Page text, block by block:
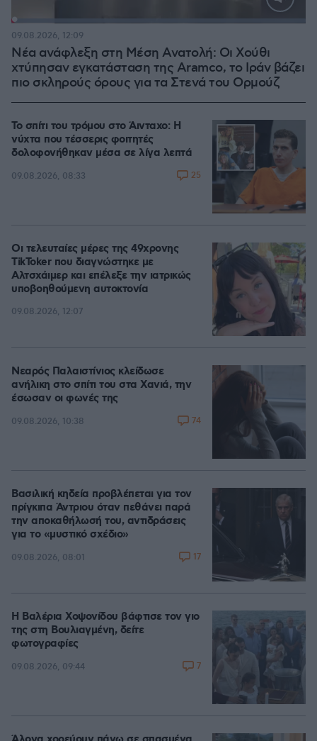
Νέα ανάφλεξη στη Μέση Ανατολή: Οι Χούθι
χτύπησαν εγκατάσταση της Aramco, το Ιράν βάζει
πιο σκληρούς όρους για τα Στενά του Ορμούζ
09.08.2026, 12:09
Το σπίτι του τρόμου στο Άινταχο: Η
νύχτα που τέσσερις φοιτητές
δολοφονήθηκαν μέσα σε λίγα λεπτά
09.08.2026, 08:33 25
Οι τελευταίες μέρες της 49χρονης
TikToker που διαγνώστηκε με
Αλτσχάιμερ και επέλεξε την ιατρικώς
υποβοηθούμενη αυτοκτονία
09.08.2026, 12:07
Νεαρός Παλαιστίνιος κλείδωσε
ανήλικη στο σπίτι του στα Χανιά, την
έσωσαν οι φωνές της
09.08.2026, 10:38 74
Βασιλική κηδεία προβλέπεται για τον
πρίγκιπα Άντριου όταν πεθάνει παρά
την αποκαθήλωσή του, αντιδράσεις
για το «μυστικό σχέδιο»
09.08.2026, 08:01 17
Η Βαλέρια Χοψονίδου βάφτισε τον γιο
της στη Βουλιαγμένη, δείτε
φωτογραφίες
09.08.2026, 09:44 7